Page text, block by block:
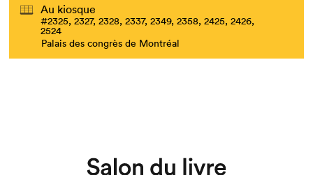
Au kiosque
#2325, 2327, 2328, 2337, 2349, 2358, 2425, 2426,
2524
Palais des congrès de Montréal